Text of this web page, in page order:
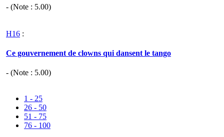
- (Note : 5.00)
H16 :
Ce gouvernement de clowns qui dansent le tango
- (Note : 5.00)
1 - 25
26 - 50
51 - 75
76 - 100